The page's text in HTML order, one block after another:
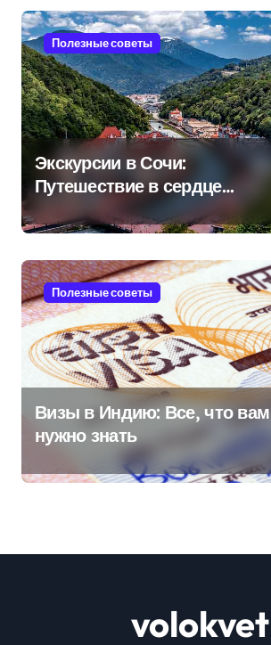
Полезные советы
Экскурсии в Сочи:
Путешествие в сердце
Черноморского курорта
Полезные советы
Визы в Индию: Все, что вам
нужно знать
volokvet